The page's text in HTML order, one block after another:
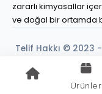
zararlı kimyasallar
ve doğal bir ortamda
Telif Hakkı © 2023
Ürünler